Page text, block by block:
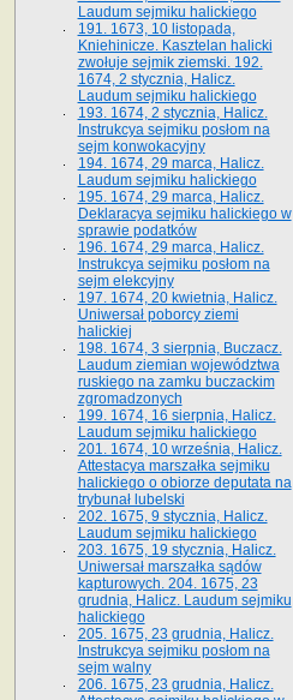
Laudum sejmiku halickiego
191. 1673, 10 listopada,
Kniehinicze. Kasztelan halicki
zwołuje sejmik ziemski. 192.
1674, 2 stycznia, Halicz.
Laudum sejmiku halickiego
193. 1674, 2 stycznia, Halicz.
Instrukcya sejmiku posłom na
sejm konwokacyjny
194. 1674, 29 marca, Halicz.
Laudum sejmiku halickiego
195. 1674, 29 marca, Halicz.
Deklaracya sejmiku halickiego w
sprawie podatków
196. 1674, 29 marca, Halicz.
Instrukcya sejmiku posłom na
sejm elekcyjny
197. 1674, 20 kwietnia, Halicz.
Uniwersał poborcy ziemi
halickiej
198. 1674, 3 sierpnia, Buczacz.
Laudum ziemian województwa
ruskiego na zamku buczackim
zgromadzonych
199. 1674, 16 sierpnia, Halicz.
Laudum sejmiku halickiego
201. 1674, 10 września, Halicz.
Attestacya marszałka sejmiku
halickiego o obiorze deputata na
trybunał lubelski
202. 1675, 9 stycznia, Halicz.
Laudum sejmiku halickiego
203. 1675, 19 stycznia, Halicz.
Uniwersał marszałka sądów
kapturowych. 204. 1675, 23
grudnia, Halicz. Laudum sejmiku
halickiego
205. 1675, 23 grudnia, Halicz.
Instrukcya sejmiku posłom na
sejm walny
206. 1675, 23 grudnia, Halicz.